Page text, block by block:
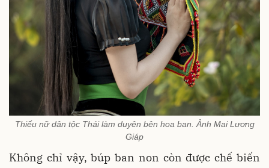
Thiếu nữ dân tộc Thái làm duyên bên hoa ban. Ảnh Mai Lương
Giáp
Không chỉ vậy, búp ban non còn được chế biến